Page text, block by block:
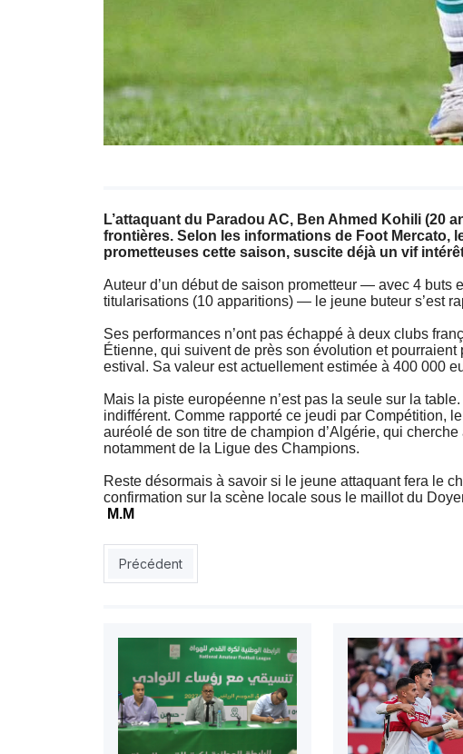
L’attaquant du Paradou AC, Ben Ahmed Kohili (20
frontières. Selon les informations de Foot Mercato,
prometteuses cette saison, suscite déjà un vif
Auteur d’un début de saison prometteur — avec 4 buts
titularisations (10 apparitions) — le jeune buteur s’est
Ses performances n’ont pas échappé à deux clubs
Étienne, qui suivent de près son évolution et
estival. Sa valeur est actuellement estimée à 400 000
Mais la piste européenne n’est pas la seule sur la
indifférent. Comme rapporté ce jeudi par Compétition,
auréolé de son titre de champion d’Algérie, qui
notamment de la Ligue des Champions.
Reste désormais à savoir si le jeune attaquant fera le
confirmation sur la scène locale sous le maillot du
M.M
Article précédent : Mondial-2026 : la chaleur menace les
Précédent